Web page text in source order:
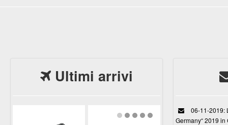
Ultimi arrivi
06-11-2019:
Germany“ 2019